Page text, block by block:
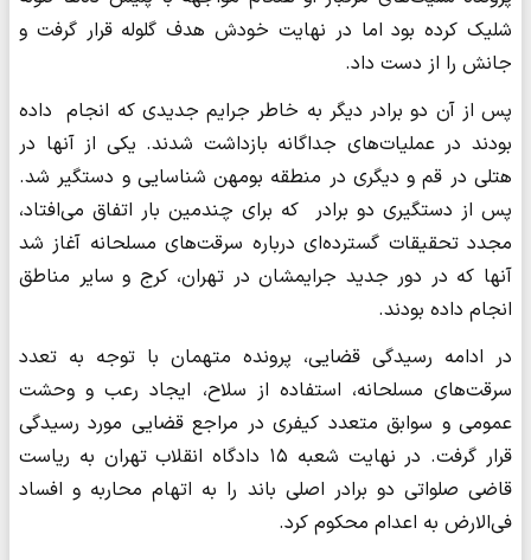
شلیک کرده بود اما در نهایت خودش هدف گلوله قرار گرفت و
جانش را از دست داد.
پس از آن دو برادر دیگر به خاطر جرایم جدیدی که انجام داده
بودند در عملیات‌های جداگانه بازداشت شدند. یکی از آنها در
هتلی در قم و دیگری در منطقه بومهن شناسایی و دستگیر شد.
پس از دستگیری دو برادر که برای چندمین بار اتفاق می‌افتاد،
مجدد تحقیقات گسترده‌ای درباره سرقت‌های مسلحانه آغاز شد
آنها که در دور جدید جرایمشان در تهران، کرج و سایر مناطق
انجام داده بودند.
در ادامه رسیدگی قضایی، پرونده متهمان با توجه به تعدد
سرقت‌های مسلحانه، استفاده از سلاح، ایجاد رعب و وحشت
عمومی و سوابق متعدد کیفری در مراجع قضایی مورد رسیدگی
قرار گرفت. در نهایت شعبه ۱۵ دادگاه انقلاب تهران به ریاست
قاضی صلواتی دو برادر اصلی باند را به اتهام محاربه و افساد
فی‌الارض به اعدام محکوم کرد.